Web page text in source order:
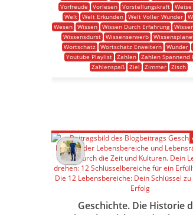
Vorfreude
Vorlesen Vorstellungskraft
Welt Welt Erkunden Welt Voller Wunder
Wesen Wissen Wissen Durch Erfahrung
Wissensdurst Wissenserwerb
Wortschatz
Wortschatz Erweitern Wunder
Youtube Playlist
Zahlen
Zahlen Spannend
Zahlenspaß
Ziel Zimmer Zisch
Geschichte. Die Historie